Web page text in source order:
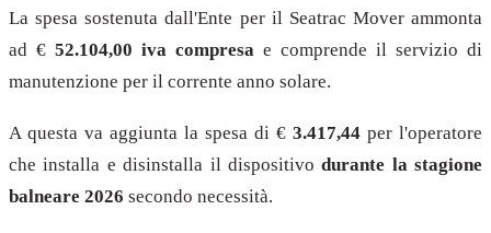
La spesa sostenuta dall'Ente per il Seatrac Mover ammonta
ad € 52.104,00 iva compresa e comprende il servizio di
manutenzione per il corrente anno solare.
A questa va aggiunta la spesa di € 3.417,44 per l'operatore
che installa e disinstalla il dispositivodurante la stagione
balneare 2026 secondo necessità.